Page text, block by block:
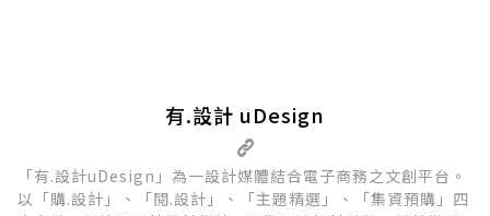
有.設計 uDesign
「有.設計uDesign」為一設計媒體結合電子商務之文創平台。
以「購.設計」、「閱.設計」、「主題精選」、「集資預購」四